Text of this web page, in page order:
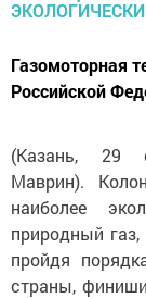
Газомоторная
Российской
(Казань, 29
Маврин).
наиболее
природный газ,
пройдя
страны,